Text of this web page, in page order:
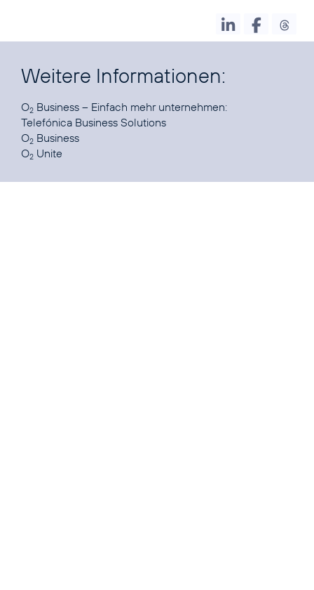
Weitere Informationen:
O2
Telefónica Business Solutions
O2 Business
O2 Unite